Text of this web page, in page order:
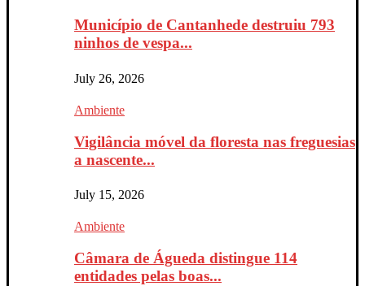
Município de Cantanhede destruiu 793
ninhos de vespa...
July 26, 2026
Ambiente
Vigilância móvel da floresta nas freguesias
a nascente...
July 15, 2026
Ambiente
Câmara de Águeda distingue 114
entidades pelas boas...